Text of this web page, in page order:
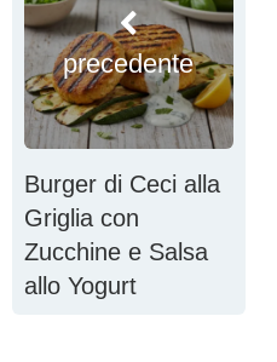
precedente
Burger di Ceci alla
Griglia con
Zucchine e Salsa
allo Yogurt